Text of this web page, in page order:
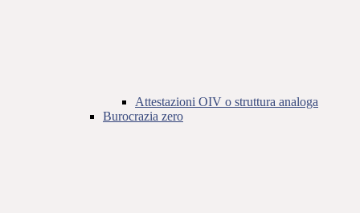
Attestazioni OIV o struttura analoga
Burocrazia zero